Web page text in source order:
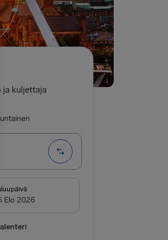
ja kuljettaja